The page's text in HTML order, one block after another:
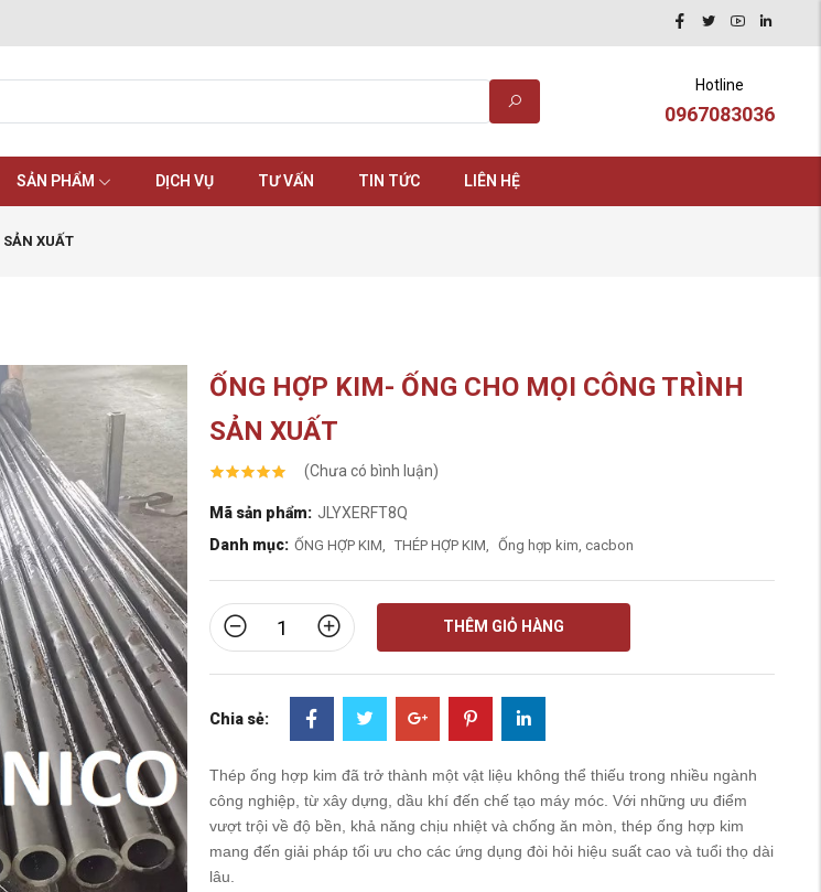
Hotline
0967083036
SẢN PHẨM DỊCH VỤ TƯ VẤN TIN TỨC LIÊN HỆ
XUẤT
ỐNG HỢP KIM- ỐNG CHO MỌI CÔNG TRÌNH
SẢN XUẤT
(Chưa có bình luận)
Mã sản phẩm: JLYXERFT8Q
Danh mục: ỐNG HỢP KIM, THÉP HỢP KIM, Ống hợp kim, cacbon
THÊM GIỎ HÀNG
Chia sẻ:
Thép ống hợp kim đã trở thành một vật liệu không thể thiếu trong nhiều ngành
công nghiệp, từ xây dựng, dầu khí đến chế tạo máy móc. Với những ưu điểm
vượt trội về độ bền, khả năng chịu nhiệt và chống ăn mòn, thép ống hợp kim
mang đến giải pháp tối ưu cho các ứng dụng đòi hỏi hiệu suất cao và tuổi thọ dài
lâu.